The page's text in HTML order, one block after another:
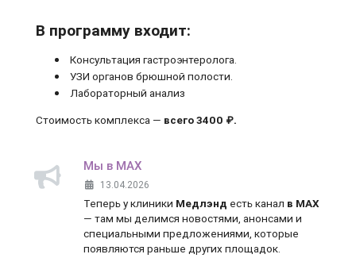
В программу входит:
Консультация гастроэнтеролога.
УЗИ органов брюшной полости.
Лабораторный анализ
Стоимость комплекса — всего 3400 ₽.
Мы в MAX
13.04.2026
Теперь у клиники Медлэнд есть канал в MAX
— там мы делимся новостями, анонсами и
специальными предложениями, которые
появляются раньше других площадок.